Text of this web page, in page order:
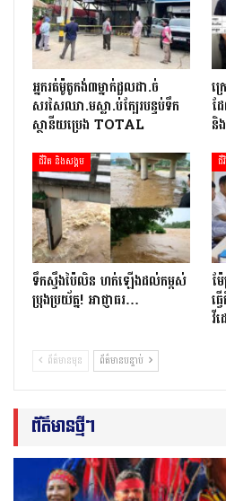
អ្នក​រត់​ម៉ូតូកង់៣​​ម្នាក់​ដួល​ដា.ច់​
សរសៃឈា.ម​ស្លា.ប់​ក្បែរ​បន្ទប់ទឹក​
ស្ថានីយ​ប្រេង ​TOTAL
ក្
ដ
និ
ជីវិត និងសង្គម
ទឹកស្ទឹងប៉ៃលិន ហក់ឡើងដល់កម្ពស់
ប្រុងប្រយ័ត្ន! អាជ្ញាធរ…
ជី
ម៉
ធ្
វី
ព័ត៌មានមុន ព័ត៌មានបន្ទាប់
ព័ត៌មានថ្មីៗ